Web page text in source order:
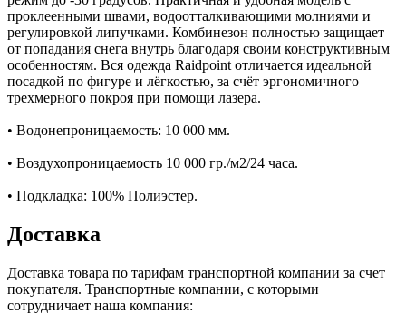
проклеенными швами, водоотталкивающими молниями и
регулировкой липучками. Комбинезон полностью защищает
от попадания снега внутрь благодаря своим конструктивным
особенностям. Вся одежда Raidpoint отличается идеальной
посадкой по фигуре и лёгкостью, за счёт эргономичного
трехмерного покроя при помощи лазера.
• Водонепроницаемость: 10 000 мм.
• Воздухопроницаемость 10 000 гр./м2/24 часа.
• Подкладка: 100% Полиэстер.
Доставка
Доставка товара по тарифам транспортной компании за счет
покупателя. Транспортные компании, с которыми
сотрудничает наша компания: